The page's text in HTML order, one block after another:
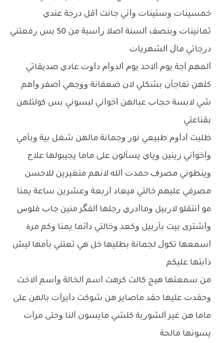
ﺧﻤﺴﻴﻨﺎﺕ ﻭﺳﺘﻴﻨﺎﺕ ﻭﺍﻧﻲ ﺟﺎﻧﺖ ﺍﻗﻞ ﺩﺭﺟﺔ ﻋﻨﺪﻱ
ﺛﻤﺎﻧﻴﻨﺎﺕ ﻭﺑﻨﺼﻒ ﺍﻟﺴﻨﺔ ﺍﺻﻼ ﺭﺍﺳﺒﺔ ﻣﻦ 50 ﺑﺲ ﺭﻓﻌﺘﻨﻲ
ﺩﺭﺟﺎﺗﻲ ﻣﺎﻝ ﺍﻟﺸﻬﺮﻳﺎﺕ
ﺍﻟﻤﻬﻢ ﺍﺟﺔ ﻳﻮﻡ ﺍﻻﺣﺪ ﻳﻮﻡ ﺍﻟﺪﻭﺍﻡ ﺩﺍﻭﺕ ﻋﺎﺩﻱ ﺻﺪﻳﻘﺎﺗﻲ
ﻛﻠﻬﻦ ﺗﻔﺎﺟﺄﻥ ﺑﺸﻜﻠﻲ ﻻﻥ ﺿﻌﻔﺎﻧﺔ ﻭﻭﺟﻬﻲ ﺍﺻﻔﺮ ﻭﺍﻫﻢ
ﺷﻲ ﻻﺑﺴﺔ ﺣﺠﺎﺏ ﻋﺒﺎﻟﻬﻦ ﺍﺧﻮﺍﻧﻲ ﻟﺒﺴﻮﻧﻲ ﺑﺲ ﻛﻮﻟﺘﻠﻬﻦ
ﺑﻘﻨﺎﻋﺘﻲ
ﻇﻠﻴﺖ ﺍﺩﺍﻭﻡ ﻃﺒﻴﻌﻲ ﻧﻮﺭ ﻭﺟﻤﺎﻧﺔ ﻣﺎﻟﻬﻦ ﺷﻐﻞ ﺑﻴﺔ ﻭﺑﺄﻣﻲ
ﻭﺍﺧﻮﺍﻧﻲ ﺯﻳﻨﻴﻦ ﻭﻳﺎﻱ ﻳﺴﺄﻟﻮﻥ ﻋﻠﻰ ﻣﺎﻣﺎ ﻳﺠﻴﺒﻮﻟﻬﺎ ﻋﻼﺝ
ﻭﻳﻨﻄﻮﻧﻲ ﻣﺼﺮﻑ ﺣﻤﺪﺕ ﺍﻟﻠﻪ ﻻﻧﻬﻢ ﻣﺘﻐﻴﺮﻳﻦ ﻟﻼﺣﺴﻦ
ﻣﺼﺮﻓﻲ ﻋﻠﻴﻬﻢ ﺧﺎﻟﺘﻲ ﻣﻴﻌﺎﺩ ﺍﺭﺑﻌﺔ ﻭﻋﺸﺮﻳﻦ ﺳﺎﻋﺔ ﻳﻤﻨﺎ
ﻣﻮ ﺍﻧﺘﻘﻠﻮ ﻻﺭﺑﻴﻞ ﻭﻣﺎﺍﺩﺭﻱ ﺭﺟﻠﻬﺎ ﺍﻟﻔﮕﺮ ﻣﻨﻴﻦ ﺟﺎﺏ ﻓﻠﻮﺱ
ﻭﺍﺷﺘﺮﻯ ﺑﻴﺖ ﺑﺄﺭﺑﻴﻞ ﻭﻛﻌﺪ ﻭﺧﺎﻟﺘﻲ ﺩﺍﺋﻤﺎ ﻳﻤﻨﺎ ﻭﻛﻢ ﻣﺮﺓ
ﺍﺳﻤﻌﻬﺎ ﺗﻜﻮﻝ ﻟﺠﻤﺎﻧﺔ ﺑﻄﻠﻴﻬﺎ ﺧﻞ ﻫﻲ ﺗﻌﺘﻨﻲ ﺑﺄﻣﻬﺎ ﻟﻴﺶ
ﺫﺍﺑﺘﻬﺎ ﻋﻠﻴﻜﻢ
ﻣﻦ ﺳﻤﻌﺘﻬﺎ ﻫﻴﺞ ﻛﺎﻟﺖ ﻛﺮﻫﺖ ﺍﺳﻢ ﺍﻟﺨﺎﻟﺔ ﻭﺍﺳﻢ ﺍﻻﺧﺖ
ﻭﺣﻘﺪﺕ ﻋﻠﻴﻬﺎ ﺣﻘﺪ ﻣﺎﺻﺎﻳﺮ ﻫﻦ ﺷﻮﻛﺖ ﺩﺍﻳﺮﺍﺕ ﺑﺎﻟﻬﻦ ﻋﻠﻰ
ﻣﺎﻣﺎ ﻫﻦ ﻏﻴﺮ ﺍﻟﺸﻮﺭﺑﺔ ﻛﻠﺸﻲ ﻣﺎﻳﺴﻮﻥ ﺍﻟﻨﺎ ﻭﺣﺘﻰ ﻣﺮﺍﺕ
ﻳﺴﻮﻧﻬﺎ ﻣﺎﻟﺤﺔ